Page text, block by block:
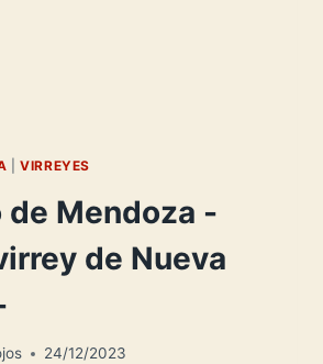
|VIRREYES
Mendoza -
de Nueva
24/12/2023